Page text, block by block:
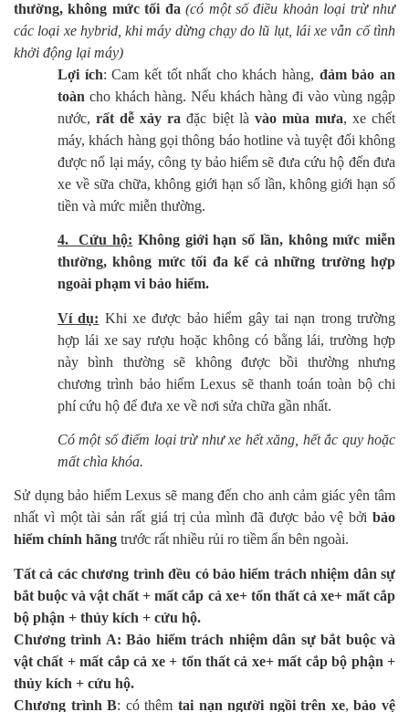
thường, không mức tối đa (có một số điều khoản loại trừ như
các loại xe hybrid, khi máy dừng chạy do lũ lụt, lái xe vẫn cố tình
khởi động lại máy)
Lợi ích: Cam kết tốt nhất cho khách hàng, đảm bảo an
toàn cho khách hàng. Nếu khách hàng đi vào vùng ngập
nước,rất dễ xảy ra đặc biệt là vào mùa mưa, xe chết
máy, khách hàng gọi thông báo hotline và tuyệt đối không
được nổ lại máy, công ty bảo hiểm sẽ đưa cứu hộ đến đưa
xe về sữa chữa, không giới hạn số lần, không giới hạn số
tiền và mức miễn thường.
4. Cứu hộ: Không giới hạn số lần, không mức miễn
thường, không mức tối đa kể cả những trường hợp
ngoài phạm vi bảo hiểm.
Ví dụ: Khi xe được bảo hiểm gây tai nạn trong trường
hợp lái xe say rượu hoặc không có bằng lái, trường hợp
này bình thường sẽ không được bồi thường nhưng
chương trình bảo hiểm Lexus sẽ thanh toán toàn bộ chi
phí cứu hộ để đưa xe về nơi sửa chữa gần nhất.
Có một số điểm loại trừ như xe hết xăng, hết ắc quy hoặc
mất chìa khóa.
Sử dụng bảo hiểm Lexus sẽ mang đến cho anh cảm giác yên tâm
nhất vì một tài sản rất giá trị của mình đã được bảo vệ bởi bảo
hiểm chính hãng trước rất nhiều rủi ro tiềm ẩn bên ngoài.
Tất cả các chương trình đều có bảo hiểm trách nhiệm dân sự
bắt buộc và vật chất + mất cắp cả xe+ tổn thất cả xe+ mất cắp
bộ phận + thủy kích + cứu hộ.
Chương trình A: Bảo hiểm trách nhiệm dân sự bắt buộc và
vật chất + mất cắp cả xe + tổn thất cả xe+ mất cắp bộ phận +
thủy kích + cứu hộ.
Chương trình B: có thêm tai nạn người ngồi trên xe,bảo vệ